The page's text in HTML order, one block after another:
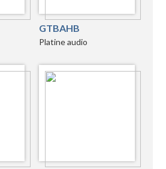
GTBAHB
Platine audio